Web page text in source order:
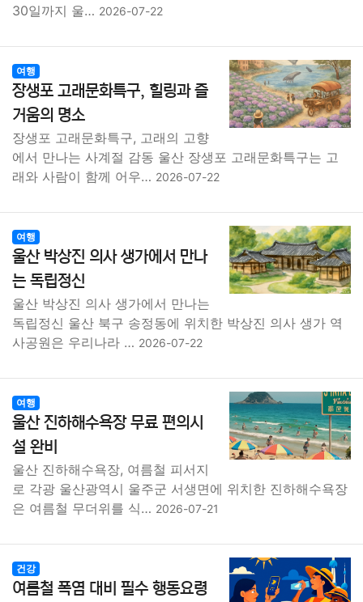
30일까지 울… 2026-07-22
여행
장생포 고래문화특구, 힐링과 즐
거움의 명소
장생포 고래문화특구, 고래의 고향
에서 만나는 사계절 감동 울산 장생포 고래문화특구는 고
래와 사람이 함께 어우… 2026-07-22
여행
울산 박상진 의사 생가에서 만나
는 독립정신
울산 박상진 의사 생가에서 만나는
독립정신 울산 북구 송정동에 위치한 박상진 의사 생가 역
사공원은 우리나라 … 2026-07-22
여행
울산 진하해수욕장 무료 편의시
설 완비
울산 진하해수욕장, 여름철 피서지
로 각광 울산광역시 울주군 서생면에 위치한 진하해수욕장
은 여름철 무더위를 식… 2026-07-21
건강
여름철 폭염 대비 필수 행동요령